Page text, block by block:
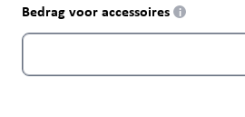
Bedrag voor accessoires i